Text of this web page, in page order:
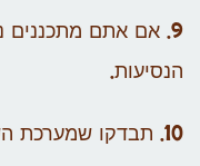
9. אם אתם מתכננים
הנסיעות.
10. תבדקו שמערכת השמע שבמכונית השכורה תקינה.